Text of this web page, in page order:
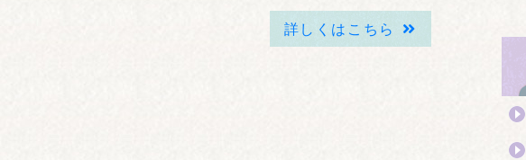
詳しくはこちら